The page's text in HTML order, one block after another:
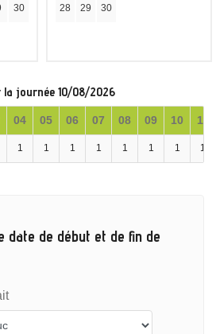
30 28 29 30
journée 10/08/2026
04 05 06 07 08 09 10 11
1 1 1 1 1 1 1 1
date de début et de fin de